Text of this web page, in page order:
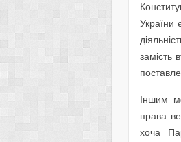
України
замість
Іншим
права
хоча